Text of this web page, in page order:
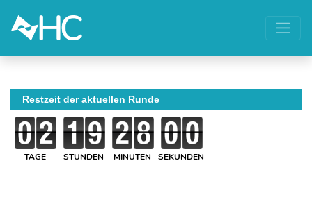
Restzeit der aktuellen Runde
TAGE STUNDEN MINUTEN SEKUNDEN